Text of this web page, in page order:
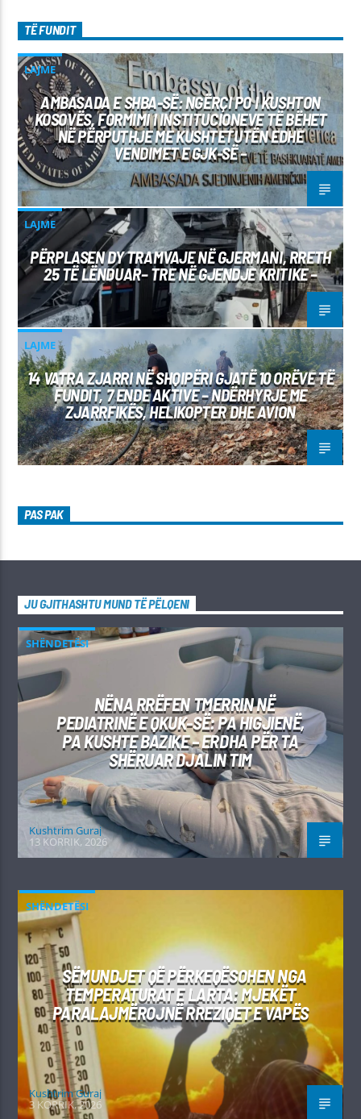
TË FUNDIT
LAJME
AMBASADA E SHBA-SË: NGËRÇI PO I KUSHTON
KOSOVËS, FORMIMI I INSTITUCIONEVE TË BËHET
NË PËRPUTHJE ME KUSHTETUTËN EDHE
VENDIMET E GJK-SË –
LAJME
PËRPLASEN DY TRAMVAJE NË GJERMANI, RRETH
25 TË LËNDUAR– TRE NË GJENDJE KRITIKE –
LAJME
14 VATRA ZJARRI NË SHQIPËRI GJATË 10 ORËVE TË
FUNDIT, 7 ENDE AKTIVE – NDËRHYRJE ME
ZJARRFIKËS, HELIKOPTER DHE AVION
PAS PAK
JU GJITHASHTU MUND TË PËLQENI
SHËNDETËSI
NËNA RRËFEN TMERRIN NË
PEDIATRINË E QKUK-SË: PA HIGJIENË,
PA KUSHTE BAZIKE – ERDHA PËR TA
SHËRUAR DJALIN TIM
Kushtrim Guraj
13 KORRIK, 2026
SHËNDETËSI
SËMUNDJET QË PËRKEQËSOHEN NGA
TEMPERATURAT E LARTA: MJEKËT
PARALAJMËROJNË RREZIQET E VAPËS
Kushtrim Guraj
3 KORRIK, 2026